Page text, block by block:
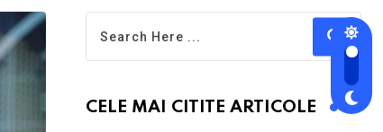
CELE MAI CITITE ARTICOLE